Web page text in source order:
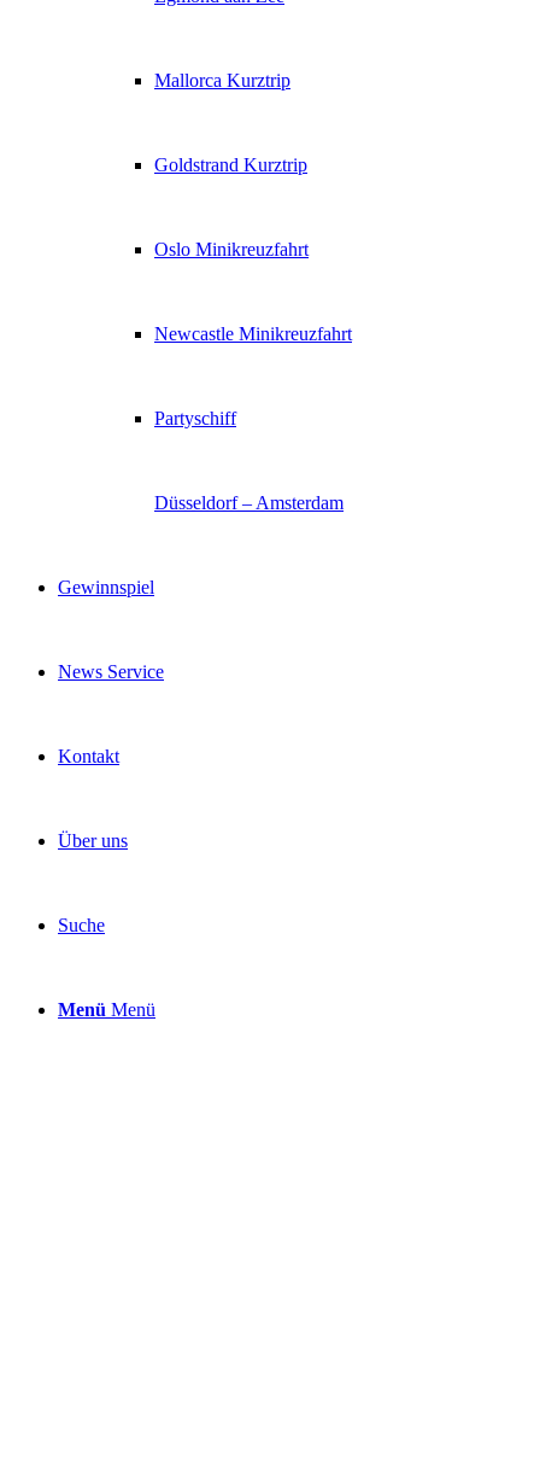
Mallorca Kurztrip
Goldstrand Kurztrip
Oslo Minikreuzfahrt
Newcastle Minikreuzfahrt
Partyschiff
Düsseldorf – Amsterdam
Gewinnspiel
News Service
Kontakt
Über uns
Suche
Menü Menü